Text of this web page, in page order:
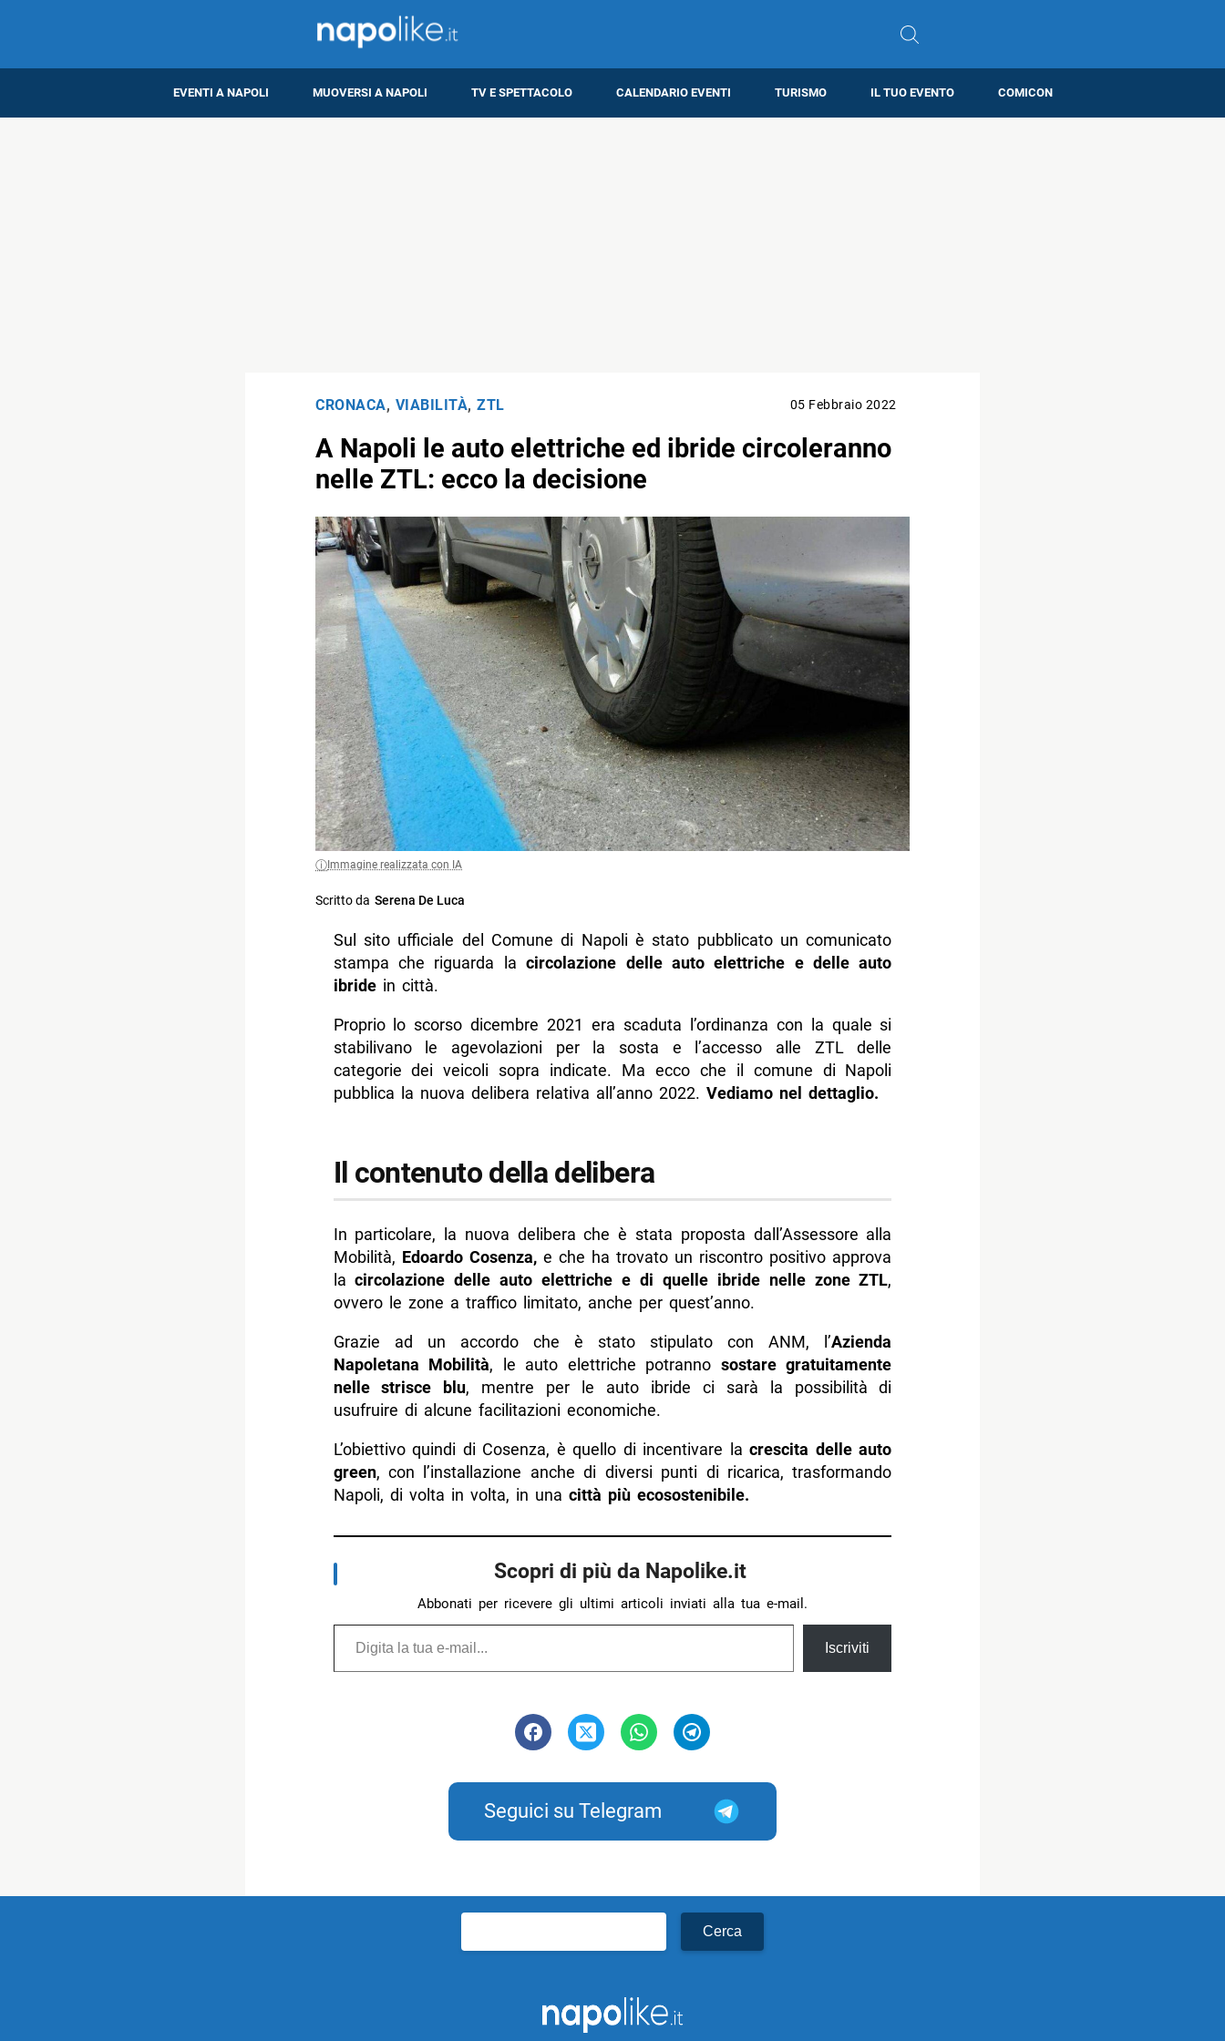
EVENTI A NAPOLI MUOVERSI A NAPOLI TV E SPETTACOLO CALENDARIO EVENTI TURISMO IL TUO EVENTO COMICON
CRONACA, VIABILITÀ, ZTL 05 Febbraio 2022
A Napoli le auto elettriche ed ibride circoleranno
nelle ZTL: ecco la decisione
Immagine realizzata con IA
Scritto da Serena De Luca
Sul sito ufficiale del Comune di Napoli è stato pubblicato un comunicato
stampa che riguarda lacircolazione delle auto elettriche e delle auto
ibridein città.
Proprio lo scorso dicembre 2021 era scaduta l’ordinanza con la quale si
stabilivano le agevolazioni per la sosta e l’accesso alle ZTL delle
categorie dei veicoli sopra indicate. Ma ecco che il comune di Napoli
pubblica la nuova delibera relativa all’anno 2022. Vediamo nel dettaglio.
Il contenuto della delibera
In particolare, la nuova delibera che è stata proposta dall’Assessore alla
Mobilità, Edoardo Cosenza, e che ha trovato un riscontro positivo approva
lacircolazione delle auto elettriche e di quelle ibride nelle zone ZTL,
ovvero le zone a traffico limitato, anche per quest’anno.
Grazie ad un accordo che è stato stipulato con ANM, l’Azienda
Napoletana Mobilità, le auto elettriche potranno sostare gratuitamente
nelle strisce blu, mentre per le auto ibride ci sarà la possibilità di
usufruire di alcune facilitazioni economiche.
L’obiettivo quindi di Cosenza, è quello di incentivare lacrescita delle auto
green, con l’installazione anche di diversi punti di ricarica, trasformando
Napoli, di volta in volta, in una città più ecosostenibile.
Scopri di più da Napolike.it
Abbonati per ricevere gli ultimi articoli inviati alla tua e-mail.
Digita la tua e-mail...
Iscriviti
Seguici su Telegram
per: